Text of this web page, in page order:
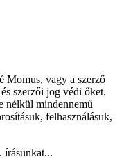
Momus, vagy a szerző
szerzői jog védi őket.
nélkül mindennemű
felhasználásuk,
írásunkat...